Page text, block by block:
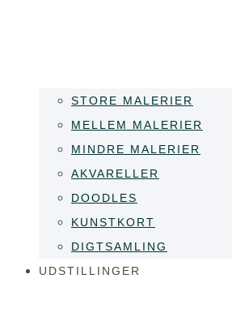
STORE MALERIER
MELLEM MALERIER
MINDRE MALERIER
AKVARELLER
DOODLES
KUNSTKORT
DIGTSAMLING
UDSTILLINGER